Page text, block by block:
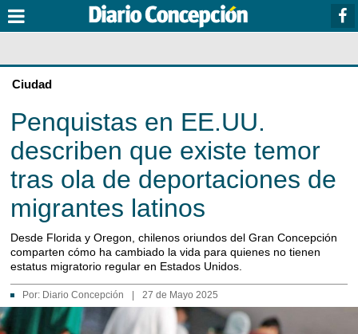
Ciudad
Penquistas en EE.UU.
describen que existe temor
tras ola de deportaciones de
migrantes latinos
Desde Florida y Oregon, chilenos oriundos del Gran Concepción
comparten cómo ha cambiado la vida para quienes no tienen
estatus migratorio regular en Estados Unidos.
Por: Diario Concepción 27 de Mayo 2025